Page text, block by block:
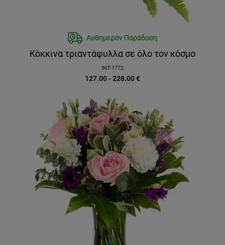
Αυθημερόν Παράδοση
Κόκκινα τριαντάφυλλα σε όλο τον κόσμο
INT-1772
127.00 - 228.00€